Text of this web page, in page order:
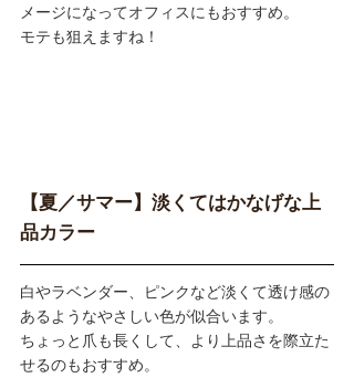
メージになってオフィスにもおすすめ。
モテも狙えますね！
【夏／サマー】淡くてはかなげな上
品カラー
白やラベンダー、ピンクなど淡くて透け感の
あるようなやさしい色が似合います。
ちょっと爪も長くして、より上品さを際立た
せるのもおすすめ。